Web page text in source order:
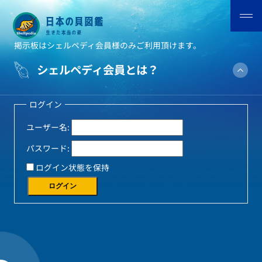
掲示板はシェルペディ会員様のみご利用頂けます。
シェルペディ会員とは？
ログイン
ユーザー名:
パスワード:
ログイン状態を保持
ログイン